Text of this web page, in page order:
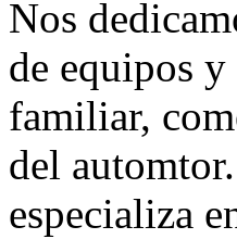
Nos
de equipos
familiar,
del
especializa